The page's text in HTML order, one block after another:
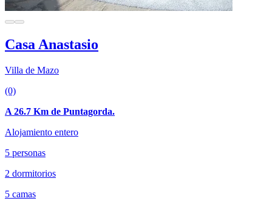
Casa Anastasio
Villa de Mazo
(0)
A 26.7 Km de Puntagorda.
Alojamiento entero
5 personas
2 dormitorios
5 camas